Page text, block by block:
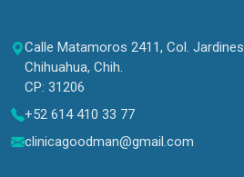
Calle Matamoros 2411, Col.
Chihuahua, Chih.
CP: 31206
+52 614 410 33 77
clinicagoodman@gmail.com